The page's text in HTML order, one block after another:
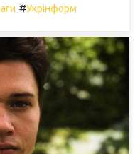
#Укрінформ